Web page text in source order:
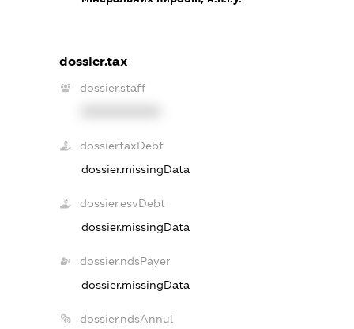
dossier.tax
dossier.staff
dossier.taxDebt
dossier.missingData
dossier.esvDebt
dossier.missingData
dossier.ndsPayer
dossier.missingData
dossier.ndsAnnul